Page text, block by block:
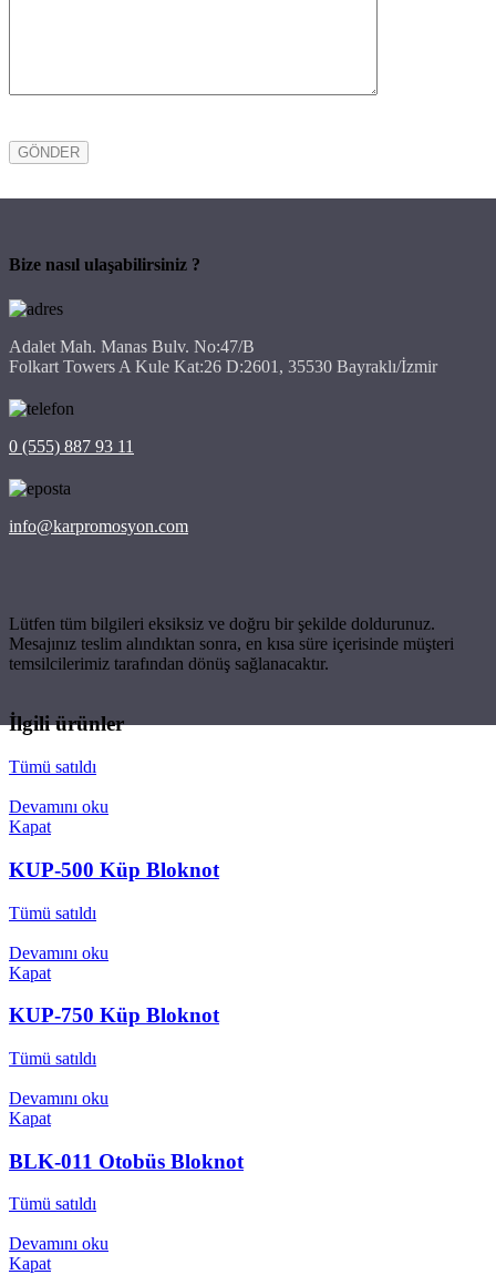
Bize nasıl ulaşabilirsiniz ?
Adalet Mah. Manas Bulv. No:47/B
Folkart Towers A Kule Kat:26 D:2601, 35530 Bayraklı/İzmir
0 (555) 887 93 11
info@karpromosyon.com
Lütfen tüm bilgileri eksiksiz ve doğru bir şekilde doldurunuz.
Mesajınız teslim alındıktan sonra, en kısa süre içerisinde müşteri
temsilcilerimiz tarafından dönüş sağlanacaktır.
İlgili ürünler
Tümü satıldı
Devamını oku
Kapat
KUP-500 Küp Bloknot
Tümü satıldı
Devamını oku
Kapat
KUP-750 Küp Bloknot
Tümü satıldı
Devamını oku
Kapat
BLK-011 Otobüs Bloknot
Tümü satıldı
Devamını oku
Kapat